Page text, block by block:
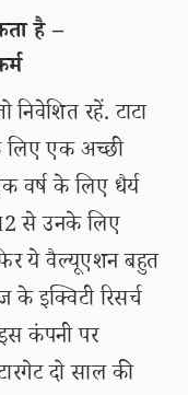
है –
रहें. टाटा
एक अच्छी
के लिए धैर्य
से उनके लिए
ये वैल्यूएशन बहुत
इक्विटी रिसर्च
कंपनी पर
दो साल की